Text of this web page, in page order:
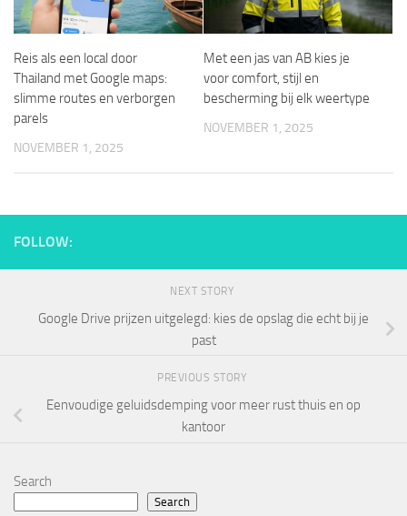
Reis als een local door
Thailand met Google maps:
slimme routes en verborgen
parels
NOVEMBER 1, 2025
Met een jas van AB kies je
voor comfort, stijl en
bescherming bij elk weertype
NOVEMBER 1, 2025
FOLLOW:
NEXT STORY
Google Drive prijzen uitgelegd: kies de opslag die echt bij je
past
PREVIOUS STORY
Eenvoudige geluidsdemping voor meer rust thuis en op
kantoor
Search
Search